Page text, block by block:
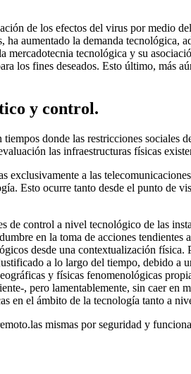
de los efectos del virus por medio
aumentado la demanda tecnológica,
tecnológica y su
los fines deseados. Esto último, más
y control.
donde las restricciones sociales
las infraestructuras físicas
exclusivamente a las
Esto ocurre tanto desde el punto de
control a nivel tecnológico de las
en la toma de acciones
desde una contextualización
a lo largo del tiempo, debido a
y físicas fenomenológicas
, pero lamentablemente, sin caer en
en el ámbito de la tecnología tanto a
mismas por seguridad y